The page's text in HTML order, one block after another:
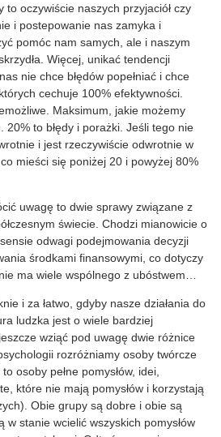
to oczywiście naszych przyjaciół czy
i postepowanie nas zamyka i
pomóc nam samych, ale i naszym
Więcej, unikać tendencji
nie chce błędów popełniać i chce
cechuje 100% efektywności.
Maksimum, jakie możemy
20% to błędy i porażki. Jeśli tego nie
i jest rzeczywiście odwrotnie w
mieści się poniżej 20 i powyżej 80%
uwagę to dwie sprawy związane z
świecie. Chodzi mianowicie o
odwagi podejmowania decyzji
środkami finansowymi, co dotyczy
ma wiele wspólnego z ubóstwem…
i za łatwo, gdyby nasze działania do
ludzka jest o wiele bardziej
wziąć pod uwagę dwie różnice
rozróżniamy osoby twórcze
osoby pełne pomysłów, idei,
które nie mają pomysłów i korzystają
Obie grupy są dobre i obie są
w stanie wcielić wszyskich pomysłów